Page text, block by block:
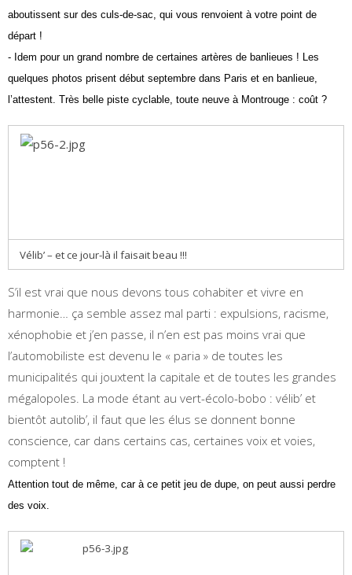
aboutissent sur des culs-de-sac, qui vous renvoient à votre point de
départ !
- Idem pour un grand nombre de certaines artères de banlieues ! Les
quelques photos prisent début septembre dans Paris et en banlieue,
l’attestent. Très belle piste cyclable, toute neuve à Montrouge : coût ?
Vélib’ – et ce jour-là il faisait beau !!!
S’il est vrai que nous devons tous cohabiter et vivre en
harmonie… ça semble assez mal parti : expulsions, racisme,
xénophobie et j’en passe, il n’en est pas moins vrai que
l’automobiliste est devenu le « paria » de toutes les
municipalités qui jouxtent la capitale et de toutes les grandes
mégalopoles. La mode étant au vert-écolo-bobo : vélib’ et
bientôt autolib’, il faut que les élus se donnent bonne
conscience, car dans certains cas, certaines voix et voies,
comptent !
Attention tout de même, car à ce petit jeu de dupe, on peut aussi perdre
des voix.